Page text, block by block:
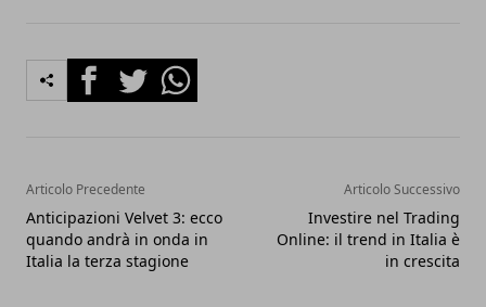
FacebookTwitterWhatsapp
Articolo Precedente
Anticipazioni Velvet 3: ecco
quando andrà in onda in
Italia la terza stagione
Articolo Successivo
Investire nel Trading
Online: il trend in Italia è
in crescita